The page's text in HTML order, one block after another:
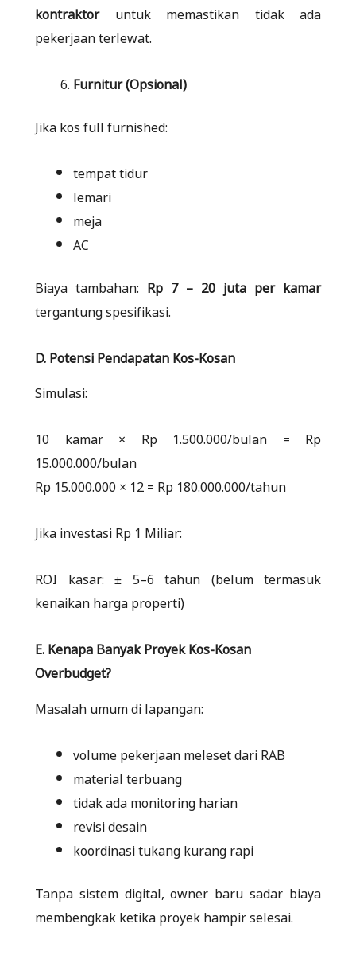
kontraktoruntuk memastikan tidak ada
pekerjaan terlewat.
Furnitur (Opsional)
Jika kos full furnished:
tempat tidur
lemari
meja
AC
Biaya tambahan: Rp 7 – 20 juta per kamar
tergantung spesifikasi.
D. Potensi Pendapatan Kos-Kosan
Simulasi:
10 kamar × Rp 1.500.000/bulan = Rp
15.000.000/bulan
Rp 15.000.000 × 12 = Rp 180.000.000/tahun
Jika investasi Rp 1 Miliar:
ROI kasar: ± 5–6 tahun (belum termasuk
kenaikan harga properti)
E. Kenapa Banyak Proyek Kos-Kosan
Overbudget?
Masalah umum di lapangan:
volume pekerjaan meleset dari RAB
material terbuang
tidak ada monitoring harian
revisi desain
koordinasi tukang kurang rapi
Tanpa sistem digital, owner baru sadar biaya
membengkak ketika proyek hampir selesai.